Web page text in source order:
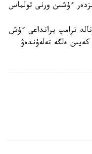
ءۇشىن ورنى تولماس
ترامپ يرانداعى ءۇش
ەلگە تەلەۇندەۋ